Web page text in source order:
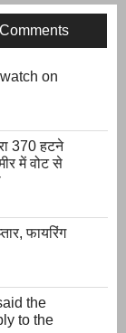
Comments
on
370 हटने
में वोट से
फायरिंग
the
to the